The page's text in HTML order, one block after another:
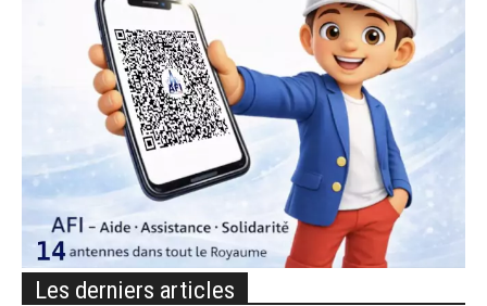
Les derniers articles